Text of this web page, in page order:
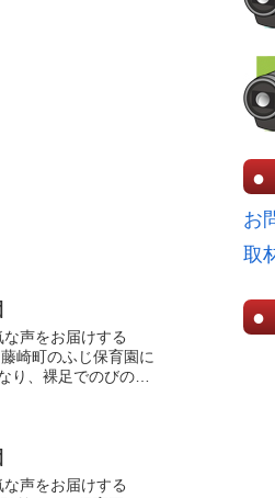
声をお届けする
崎町のふじ保育園に
り、裸足でのびのび
声をお届けする
お
取